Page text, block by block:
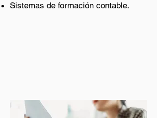
Sistemas de formación contable.